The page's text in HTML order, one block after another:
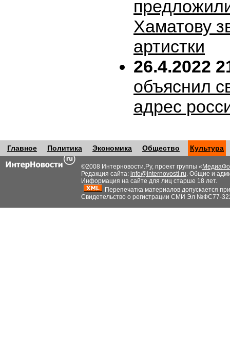
Хаматову
артистки
26.4.2022
объяснил
адрес
Главное Политика Экономика Общество Культура
©2008 Интерновости.Ру, проект группы «
Редакция сайта: info@internovosti.ru. Общие и
Информация на сайте для лиц старше 18 лет.
Перепечатка материалов допускается
Свидетельство о регистрации СМИ Эл №ФС77-